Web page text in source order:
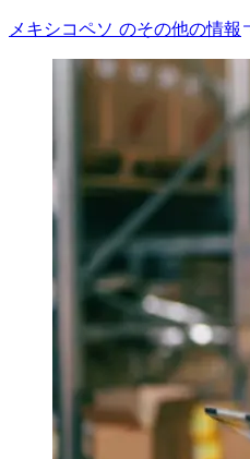
メキシコペソ のその他の情報